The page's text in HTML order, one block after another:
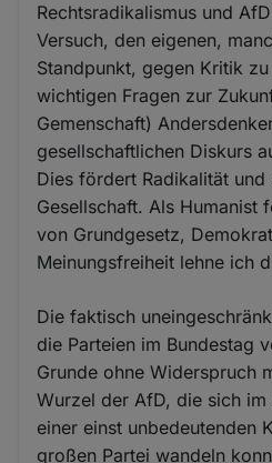
Rechtsradikalismus und
Versuch, den eigenen,
Standpunkt, gegen Kritik
wichtigen Fragen zur
Gemenschaft)
gesellschaftlichen Diskurs
Dies fördert Radikalität und
Gesellschaft. Als Humanist
von Grundgesetz,
Meinungsfreiheit lehne ich
Die faktisch
die Parteien im Bundestag
Grunde ohne Widerspruch
Wurzel der AfD, die sich im
einer einst unbedeutenden
großen Partei wandeln